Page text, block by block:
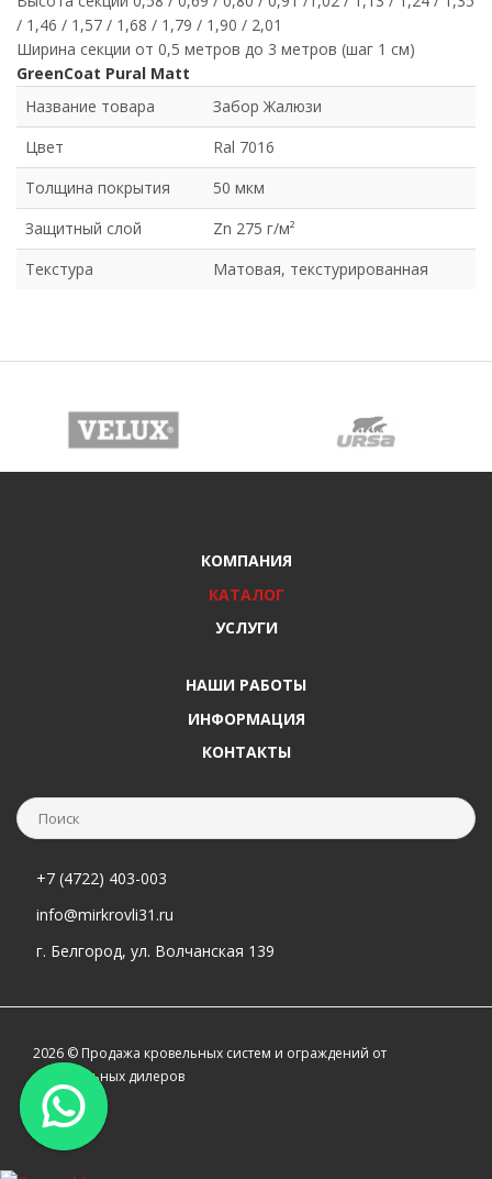
/ 1,46 / 1,57 / 1,68 / 1,79 / 1,90 / 2,01
Ширина секции от 0,5 метров до 3 метров (шаг 1 см)
GreenCoat Pural Matt
Название товара
Забор Жалюзи
Цвет
Ral 7016
Толщина покрытия
50 мкм
Защитный слой
Zn 275 г/м²
Текстура
Матовая, текстурированная
КОМПАНИЯ
КАТАЛОГ
УСЛУГИ
НАШИ РАБОТЫ
ИНФОРМАЦИЯ
КОНТАКТЫ
+7 (4722) 403-003
info@mirkrovli31.ru
г. Белгород, ул. Волчанская 139
2026 © Продажа кровельных систем и ограждений от
официальных дилеров